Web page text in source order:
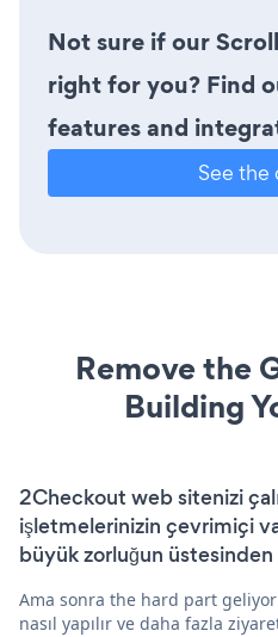
Not sure if our
right for you? Find
features and
See the
Remove the
Building
2Checkout web sitenizi
işletmelerinizin çevrimiçi
büyük zorluğun
Ama sonra the hard part
nasıl yapılır ve daha fazla